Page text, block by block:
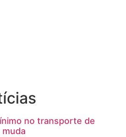
no transporte de
muda